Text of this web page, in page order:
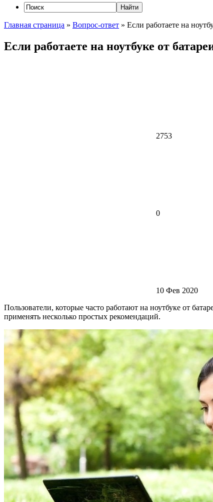
Главная страница » Вопрос-ответ » Если работаете на
Если работаете на ноутбуке от
2753
0
10 Фев 2020
Пользователи, которые часто работают на ноутбуке от
применять несколько простых рекомендаций.